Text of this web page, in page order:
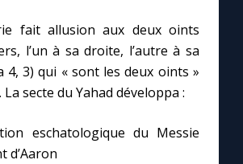
fait allusion aux deux oints
l’un à sa droite, l’autre à sa
4, 3) qui « sont les deux oints »
La secte du Yahad développa :
eschatologique du Messie
d’Aaron